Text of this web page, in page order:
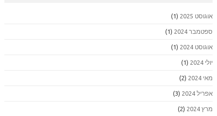
אוגוסט 2025 (1)
ספטמבר 2024 (1)
אוגוסט 2024 (1)
יולי 2024 (1)
מאי 2024 (2)
אפריל 2024 (3)
מרץ 2024 (2)